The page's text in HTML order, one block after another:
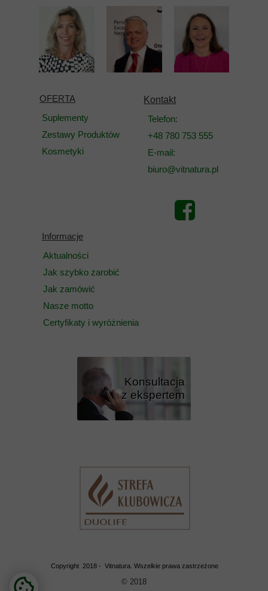
Przycisk
OFERTA
Suplementy
Zestawy Produktów
Kosmetyki
Informacje
Aktualności
Jak szybko zarobić
Jak zamówić
Nasze motto
Certyfikaty i wyróżnienia
Kontakt
Telefon:
+48 780 753 555
E-mail:
biuro@vitnatura.pl
Konsultacja
z ekspertem
Copyright 2018 - Vitnatura. Wszelkie prawa zastrzeżone
© 2018